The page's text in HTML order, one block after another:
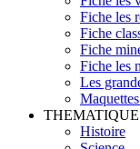
Fiche les
Fiche
Fiche
Fiche les
Les
Histoire